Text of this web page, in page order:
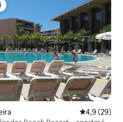
Priemerné
4,9 (29)